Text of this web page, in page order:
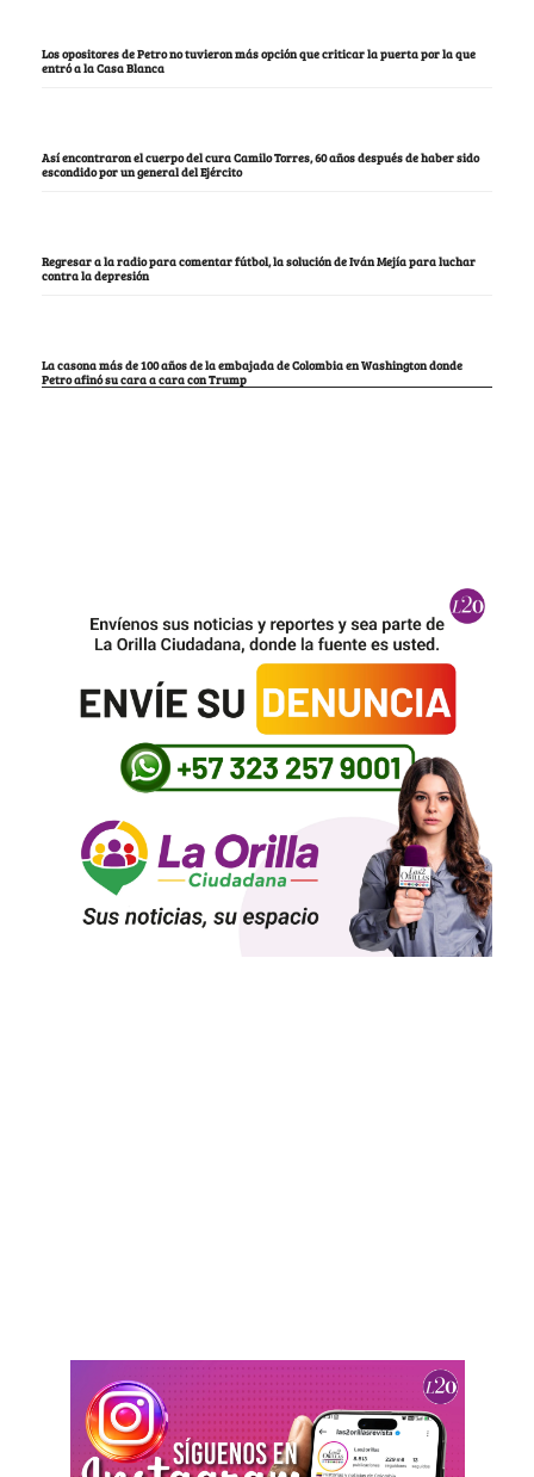
Los opositores de Petro no tuvieron más opción que criticar la puerta por la que
entró a la Casa Blanca
Así encontraron el cuerpo del cura Camilo Torres, 60 años después de haber sido
escondido por un general del Ejército
Regresar a la radio para comentar fútbol, la solución de Iván Mejía para luchar
contra la depresión
La casona más de 100 años de la embajada de Colombia en Washington donde
Petro afinó su cara a cara con Trump